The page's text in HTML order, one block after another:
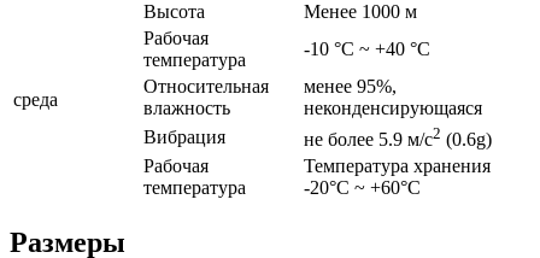
среда
Высота
Менее 1000 м
Рабочая
температура
-10 °C ~ +40 °C
Относительная
влажность
менее 95%,
неконденсирующаяся
Вибрация
не более 5.9 м/с2 (0.6g)
Рабочая
температура
Температура хранения
-20°C ~ +60°C
Размеры